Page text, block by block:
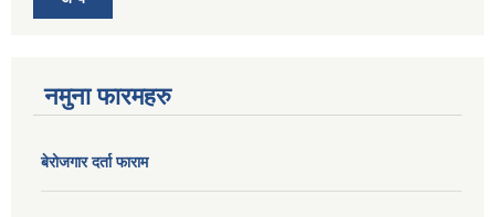
नमुना फारमहरु
बेरोजगार दर्ता फाराम